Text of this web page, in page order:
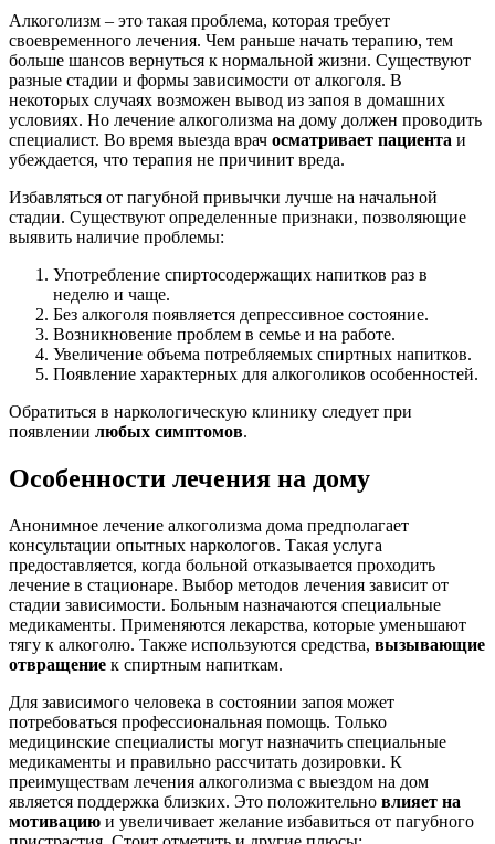
Алкоголизм – это такая проблема, которая требует
своевременного лечения. Чем раньше начать терапию, тем
больше шансов вернуться к нормальной жизни. Существуют
разные стадии и формы зависимости от алкоголя. В
некоторых случаях возможен вывод из запоя в домашних
условиях. Но лечение алкоголизма на дому должен проводить
специалист. Во время выезда врач осматривает пациента и
убеждается, что терапия не причинит вреда.
Избавляться от пагубной привычки лучше на начальной
стадии. Существуют определенные признаки, позволяющие
выявить наличие проблемы:
Употребление спиртосодержащих напитков раз в
неделю и чаще.
Без алкоголя появляется депрессивное состояние.
Возникновение проблем в семье и на работе.
Увеличение объема потребляемых спиртных напитков.
Появление характерных для алкоголиков особенностей.
Обратиться в наркологическую клинику следует при
появлении любых симптомов.
Особенности лечения на дому
Анонимное лечение алкоголизма дома предполагает
консультации опытных наркологов. Такая услуга
предоставляется, когда больной отказывается проходить
лечение в стационаре. Выбор методов лечения зависит от
стадии зависимости. Больным назначаются специальные
медикаменты. Применяются лекарства, которые уменьшают
тягу к алкоголю. Также используются средства, вызывающие
отвращение к спиртным напиткам.
Для зависимого человека в состоянии запоя может
потребоваться профессиональная помощь. Только
медицинские специалисты могут назначить специальные
медикаменты и правильно рассчитать дозировки. К
преимуществам лечения алкоголизма с выездом на дом
является поддержка близких. Это положительно влияет на
мотивацию и увеличивает желание избавиться от пагубного